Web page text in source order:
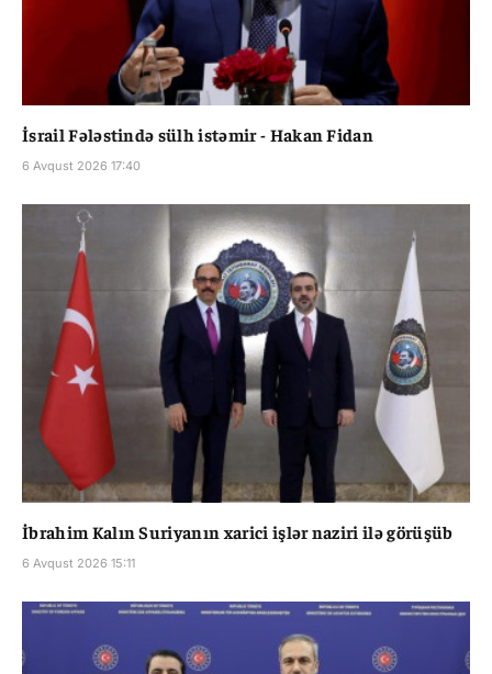
İsrail Fələstində sülh istəmir - Hakan Fidan
6 Avqust 2026 17:40
İbrahim Kalın Suriyanın xarici işlər naziri ilə görüşüb
6 Avqust 2026 15:11